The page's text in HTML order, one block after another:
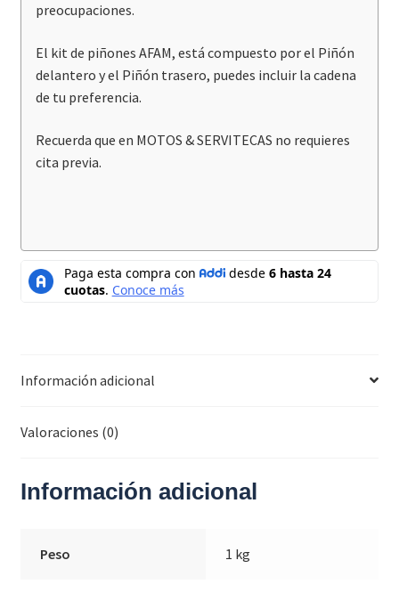
F900R
cantidad
preocupaciones.
El kit de piñones AFAM, está compuesto por el Piñón
delantero y el Piñón trasero, puedes incluir la cadena
de tu preferencia.
Recuerda que en MOTOS & SERVITECAS no requieres
cita previa.
Información adicional
Valoraciones (0)
Información adicional
Peso 1 kg